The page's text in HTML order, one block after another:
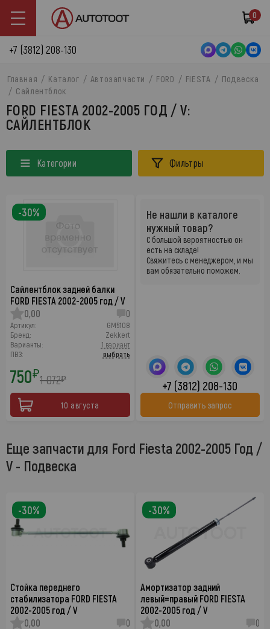
0
+7 (3812) 208-130
Главная Каталог Автозапчасти FORD FIESTA
Подвеска
Сайлентблок
FORD FIESTA 2002-2005 ГОД / V:
САЙЛЕНТБЛОК
Категории Фильтры
Сайлентблок задней балки
FORD FIESTA 2002-2005 год / V
0,00
0
Артикул:
GM5108
Бренд:
Zekkert
Варианты:
1 вариант
ПВЗ:
выбрать
750₽1 072₽
10 августа
-30%
Не нашли в каталоге
нужный товар?
С большой вероятностью он
есть на складе!
Свяжитесь с менеджером, и мы
вам обязательно поможем.
+7 (3812) 208-130
Отправить запрос
Еще запчасти для Ford Fiesta 2002-2005 Год /
V - Подвеска
Стойка переднего
стабилизатора FORD FIESTA
2002-2005 год / V
0,00
0
-30%
Амортизатор задний
левый=правый FORD FIESTA
2002-2005 год / V
0,00
0
-30%